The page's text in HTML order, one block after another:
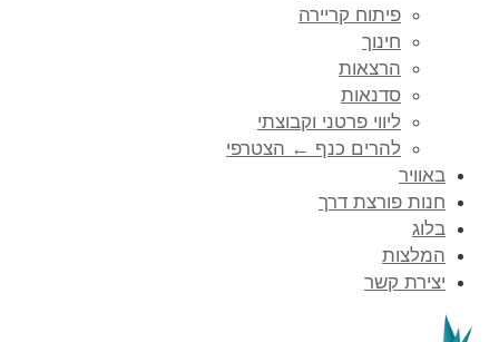
פיתוח קריירה
חינוך
הרצאות
סדנאות
ליווי פרטני וקבוצתי
להרים כנף ← הצטרפי
באוויר
חנות פורצת דרך
בלוג
המלצות
יצירת קשר